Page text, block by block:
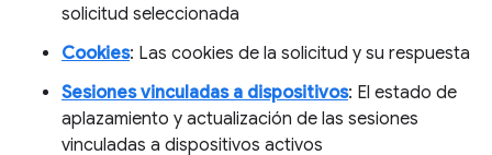
solicitud seleccionada
Cookies: Las cookies de la solicitud y su respuesta
Sesiones vinculadas a dispositivos: El estado de
aplazamiento y actualización de las sesiones
vinculadas a dispositivos activos